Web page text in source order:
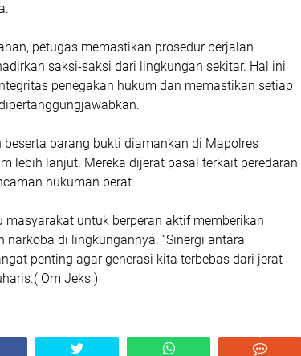
petugas memastikan prosedur berjalan
saksi-saksi dari lingkungan sekitar. Hal ini
penegakan hukum dan memastikan setiap
beserta barang bukti diamankan di Mapolres
lebih lanjut. Mereka dijerat pasal terkait peredaran
hukuman berat.
masyarakat untuk berperan aktif memberikan
narkoba di lingkungannya. “Sinergi antara
penting agar generasi kita terbebas dari jerat
Om Jeks )